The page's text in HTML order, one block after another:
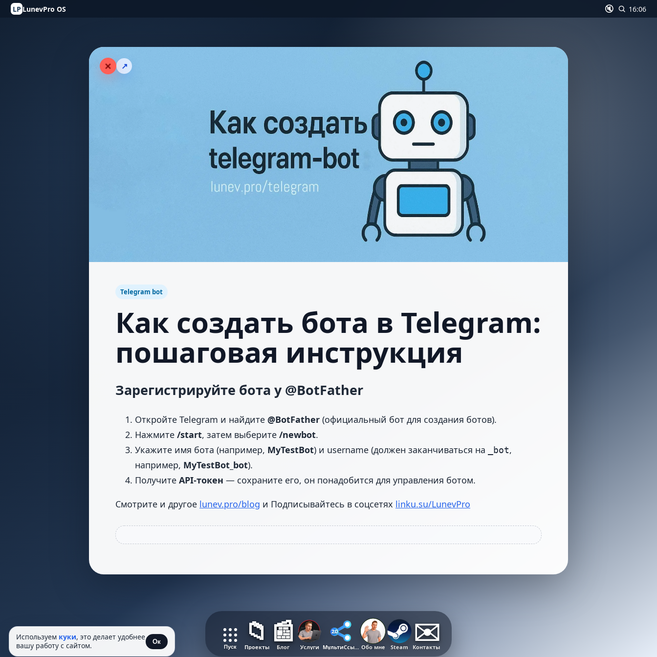
LP LunevPro OS 🔇 16:06
↗
Telegram bot
Как создать бота в Telegram:
пошаговая инструкция
Зарегистрируйте бота у @BotFather
Откройте Telegram и найдите @BotFather (официальный бот для создания ботов).
Нажмите /start, затем выберите /newbot.
Укажите имя бота (например, MyTestBot) и username (должен заканчиваться на _bot,
например, MyTestBot_bot).
Получите API-токен — сохраните его, он понадобится для управления ботом.
Смотрите и другое lunev.pro/blog и Подписывайтесь в соцсетях linku.su/LunevPro
Пуск 📁
Проекты
📰
Блог Услуги МультиСсылка Обо мне Steam
✉️
Контакты
Используем куки, это делает удобнее
вашу работу с сайтом.
Ок